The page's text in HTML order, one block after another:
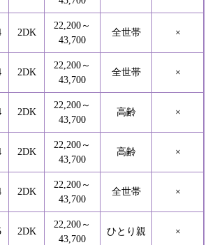
2DK
22,200～
43,700
全世帯 ×
2DK
22,200～
43,700
全世帯 ×
2DK
22,200～
43,700
高齢 ×
2DK
22,200～
43,700
高齢 ×
2DK
22,200～
43,700
全世帯 ×
2DK
22,200～
43,700
ひとり親 ×